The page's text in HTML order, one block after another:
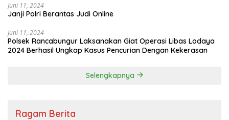
Juni 11, 2024
Janji Polri Berantas Judi Online
Juni 11, 2024
Polsek Rancabungur Laksanakan Giat Operasi Libas Lodaya
2024 Berhasil Ungkap Kasus Pencurian Dengan Kekerasan
Selengkapnya
Ragam Berita